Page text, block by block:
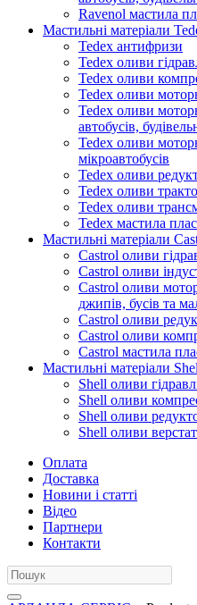
Ravenol мастила
Мастильні матеріали
Tedex антифризи
Tedex оливи
Tedex оливи
Tedex оливи
Tedex оливи
автобусів,
Tedex оливи
мікроавтобусів
Tedex оливи
Tedex оливи
Tedex оливи
Tedex мастила
Мастильні матеріали
Castrol оливи
Castrol оливи
Castrol оливи
джипів, бусів та
Castrol оливи
Castrol оливи
Castrol мастила
Мастильні матеріали
Shell оливи
Shell оливи
Shell оливи
Shell оливи
Оплата
Доставка
Новини і статті
Відео
Партнери
Контакти